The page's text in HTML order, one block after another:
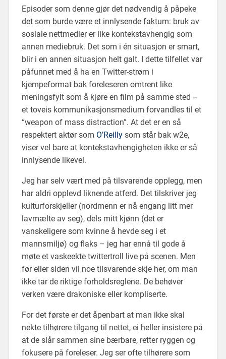
Episoder som denne gjør det nødvendig å påpeke
det som burde være et innlysende faktum: bruk av
sosiale nettmedier er like kontekstavhengig som
annen mediebruk. Det som i én situasjon er smart,
blir i en annen situasjon helt galt. I dette tilfellet var
påfunnet med å ha en Twitter-strøm i
kjempeformat bak foreleseren omtrent like
meningsfylt som å kjøre en film på samme sted –
et toveis kommunikasjonsmedium forvandles til et
“weapon of mass distraction”. At det er en så
respektert aktør som O’Reillysom står bak w2e,
viser vel bare at kontekstavhengigheten ikke er så
innlysende likevel.
Jeg har selv vært med på tilsvarende opplegg, men
har aldri opplevd liknende atferd. Det tilskriver jeg
kulturforskjeller (nordmenn er nå engang litt mer
lavmælte av seg), dels mitt kjønn (det er
vanskeligere som kvinne å hevde seg i et
mannsmiljø) og flaks – jeg har ennå til gode å
møte et vaskeekte twittertroll live på scenen. Men
før eller siden vil noe tilsvarende skje her, om man
ikke tar de riktige forholdsreglene. De behøver
verken være drakoniske eller kompliserte.
For det første er det åpenbart at man ikke skal
nekte tilhørere tilgang til nettet, ei heller insistere på
at de slår sammen sine bærbare, retter ryggen og
fokusere på foreleser. Jeg ser ofte tilhørere som